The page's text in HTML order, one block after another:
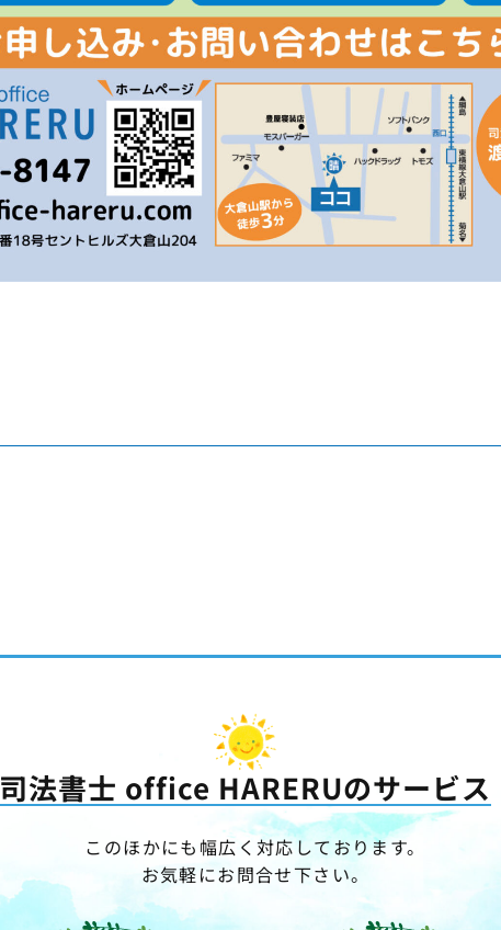
司法書士 office HARERUのサービス
このほかにも幅広く対応しております。
お気軽にお問合せ下さい。